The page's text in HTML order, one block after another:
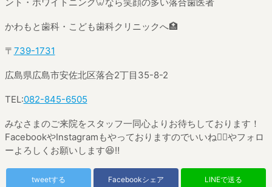
かわもと歯科・こども歯科クリニックへ🏥
〒 739-1731
広島県広島市安佐北区落合2丁目 35-8-2
TEL:082-845-6505
みなさまのご来院をスタッフ一同心よりお待ちしております！
FacebookやInstagram もやっておりますのでいいね👍🏼やフォロ
ーよろしくお願いします😆‼
tweetする Facebookシェア LINEで送る